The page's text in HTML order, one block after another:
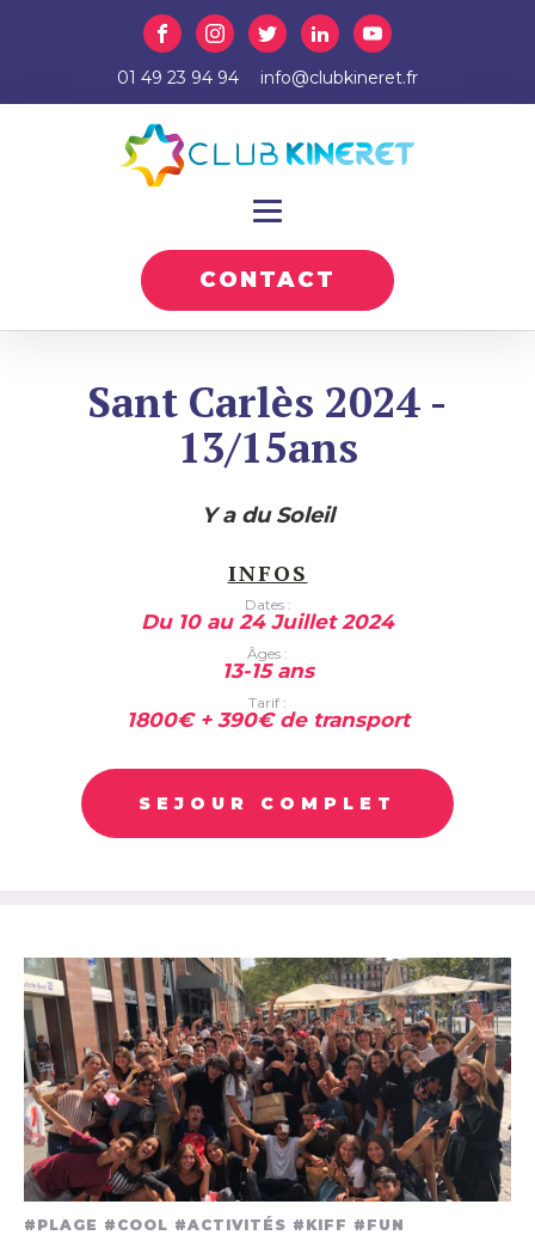
01 49 23 94 94 info@clubkineret.fr
CONTACT
Sant Carlès 2024 -
13/15ans
Y a du Soleil
INFOS
Dates :
Du 10 au 24 Juillet 2024
Âges :
13-15 ans
Tarif :
1800€ + 390€ de transport
SEJOUR COMPLET
#PLAGE #COOL #ACTIVITÉS #KIFF #FUN